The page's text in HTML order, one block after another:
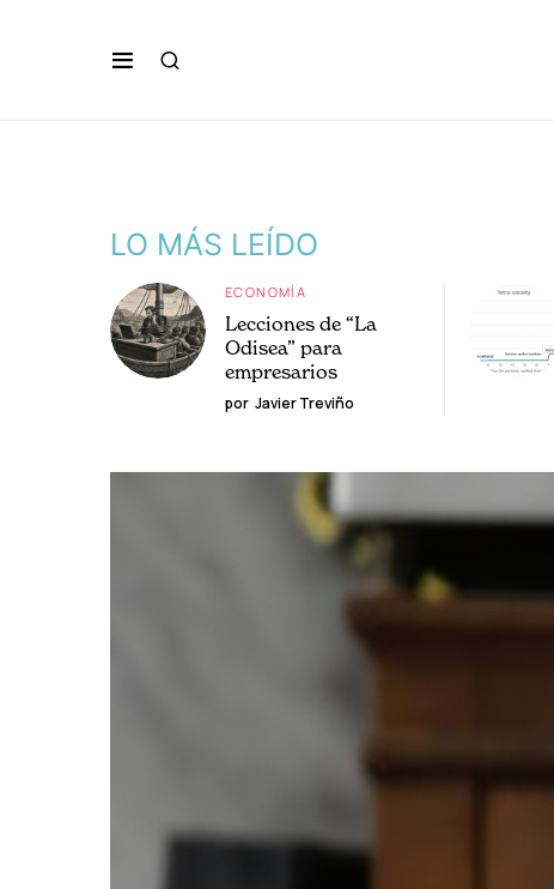
LO MÁS LEÍDO
ECONOMÍA
Lecciones de “La
Odisea” para
empresarios
por Javier Treviño